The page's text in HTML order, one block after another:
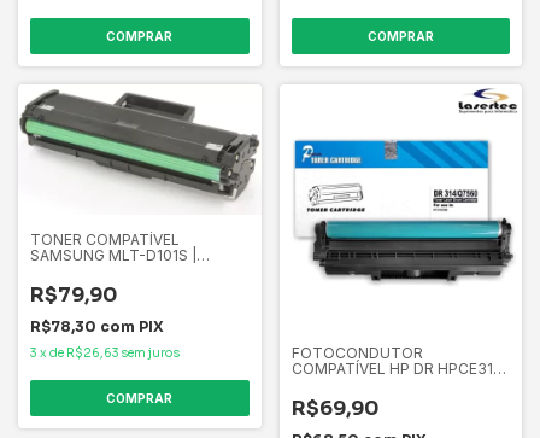
TONER COMPATÍVEL
SAMSUNG MLT-D101S |
SCX3400 SCX3401 | PREMIUM
1.5K
R$79,90
R$78,30 com PIX
3 x de R$26,63 sem juros
FOTOCONDUTOR
COMPATÍVEL HP DR HPCE314
/M-175/ M175/HP M275/ M-
275
R$69,90